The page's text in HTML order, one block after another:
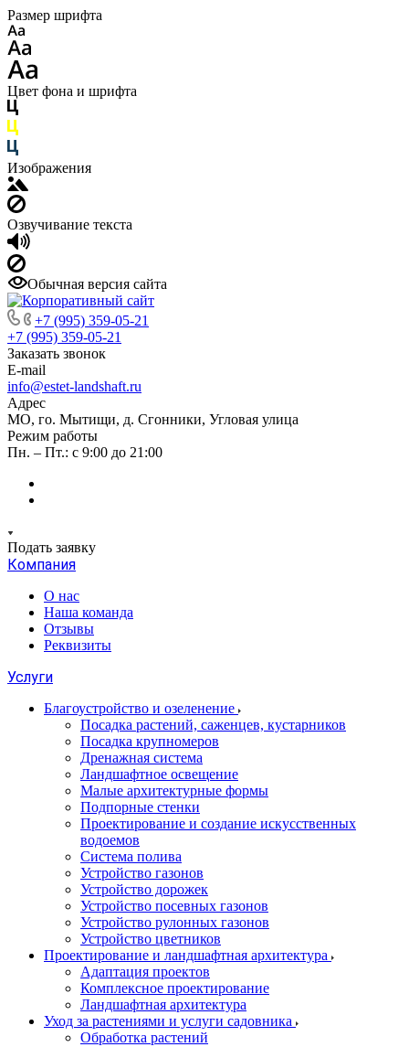
Размер шрифта
Цвет фона и шрифта
Изображения
Озвучивание текста
Обычная версия сайта
+7 (995) 359-05-21
+7 (995) 359-05-21
Заказать звонок
E-mail
info@estet-landshaft.ru
Адрес
МО, го. Мытищи, д. Сгонники, Угловая улица
Режим работы
Пн. – Пт.: с 9:00 до 21:00
Подать заявку
Компания
О нас
Наша команда
Отзывы
Реквизиты
Услуги
Благоустройство и озеленение
Посадка растений, саженцев, кустарников
Посадка крупномеров
Дренажная система
Ландшафтное освещение
Малые архитектурные формы
Подпорные стенки
Проектирование и создание искусственных
водоемов
Система полива
Устройство газонов
Устройство дорожек
Устройство посевных газонов
Устройство рулонных газонов
Устройство цветников
Проектирование и ландшафтная архитектура
Адаптация проектов
Комплексное проектирование
Ландшафтная архитектура
Уход за растениями и услуги садовника
Обработка растений